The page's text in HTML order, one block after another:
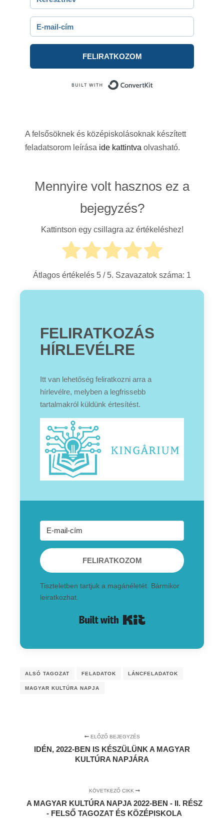
FELIRATKOZOM
A felsősöknek és középiskolásoknak készített
feladatsorom leírása ide kattintva olvasható.
Mennyire volt hasznos ez a
bejegyzés?
Kattintson egy csillagra az értékeléshez!
Átlagos értékelés 5 / 5. Szavazatok száma: 1
FELIRATKOZÁS
HÍRLEVÉLRE
Itt van lehetőség feliratkozni arra a
hírlevélre, melyben a legfrissebb
tartalmakról küldünk értesítést.
FELIRATKOZOM
Tiszteletben tartjuk a magánéletét. Bármikor
leiratkozhat.
ALSÓ TAGOZAT FELADATOK LÁNCFELADATOK
MAGYAR KULTÚRA NAPJA
ELŐZŐ BEJEGYZÉS
IDÉN, 2022-BEN IS KÉSZÜLÜNK A MAGYAR
KULTÚRA NAPJÁRA
KÖVETKEZŐ CIKK
A MAGYAR KULTÚRA NAPJA 2022-BEN - II. RÉSZ
- FELSŐ TAGOZAT ÉS KÖZÉPISKOLA